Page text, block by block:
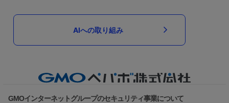
AIへの取り組み
GMOインターネットグループのセキュリティ事業について